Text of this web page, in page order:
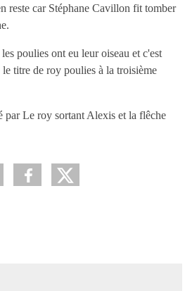
reste car Stéphane Cavillon fit tomber
poulies ont eu leur oiseau et c'est
titre de roy poulies à la troisième
par Le roy sortant Alexis et la flêche